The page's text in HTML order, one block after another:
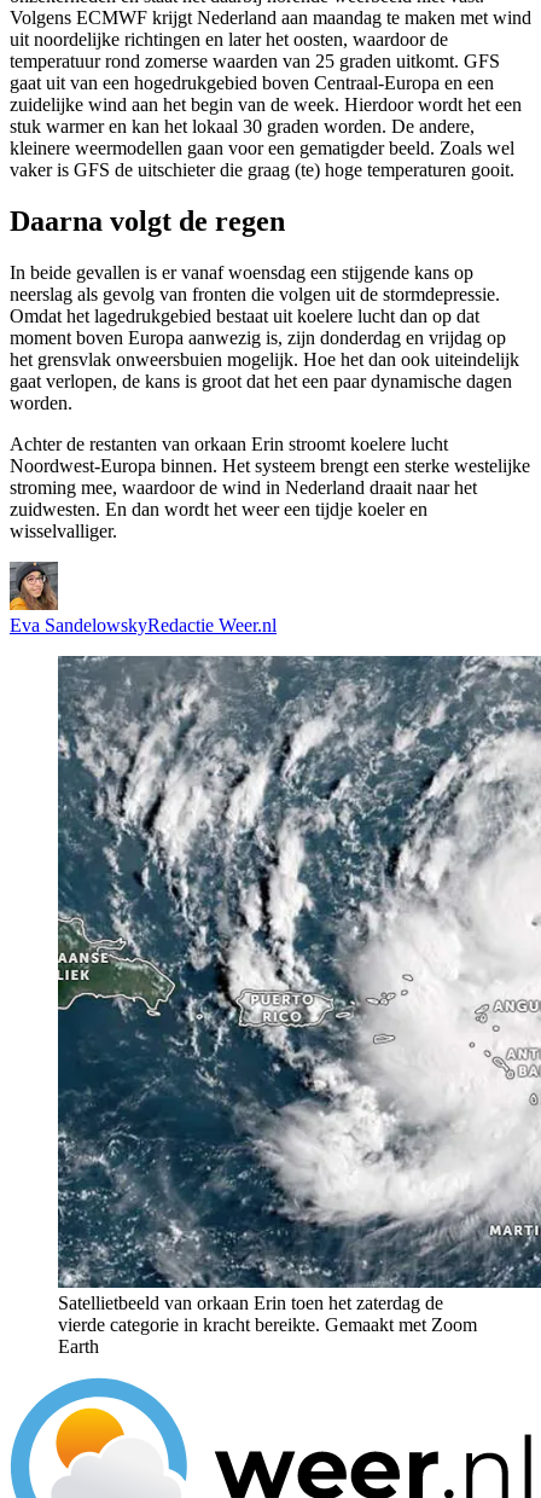
Volgens ECMWF krijgt Nederland aan maandag te maken met wind
uit noordelijke richtingen en later het oosten, waardoor de
temperatuur rond zomerse waarden van 25 graden uitkomt. GFS
gaat uit van een hogedrukgebied boven Centraal-Europa en een
zuidelijke wind aan het begin van de week. Hierdoor wordt het een
stuk warmer en kan het lokaal 30 graden worden. De andere,
kleinere weermodellen gaan voor een gematigder beeld. Zoals wel
vaker is GFS de uitschieter die graag (te) hoge temperaturen gooit.
Daarna volgt de regen
In beide gevallen is er vanaf woensdag een stijgende kans op
neerslag als gevolg van fronten die volgen uit de stormdepressie.
Omdat het lagedrukgebied bestaat uit koelere lucht dan op dat
moment boven Europa aanwezig is, zijn donderdag en vrijdag op
het grensvlak onweersbuien mogelijk. Hoe het dan ook uiteindelijk
gaat verlopen, de kans is groot dat het een paar dynamische dagen
worden.
Achter de restanten van orkaan Erin stroomt koelere lucht
Noordwest-Europa binnen. Het systeem brengt een sterke westelijke
stroming mee, waardoor de wind in Nederland draait naar het
zuidwesten. En dan wordt het weer een tijdje koeler en
wisselvalliger.
Eva SandelowskyRedactie Weer.nl
Satellietbeeld van orkaan Erin toen het zaterdag de
vierde categorie in kracht bereikte. Gemaakt met Zoom
Earth